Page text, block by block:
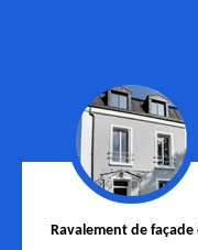
Ravalement de façade